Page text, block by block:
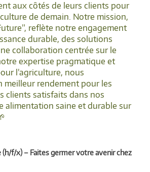
aux côtés de leurs clients pour
de demain. Notre mission,
reflète notre engagement
durable, des solutions
collaboration centrée sur le
expertise pragmatique et
l’agriculture, nous
meilleur rendement pour les
clients satisfaits dans nos
alimentation saine et durable sur
(h/f/x) – Faites germer votre avenir chez